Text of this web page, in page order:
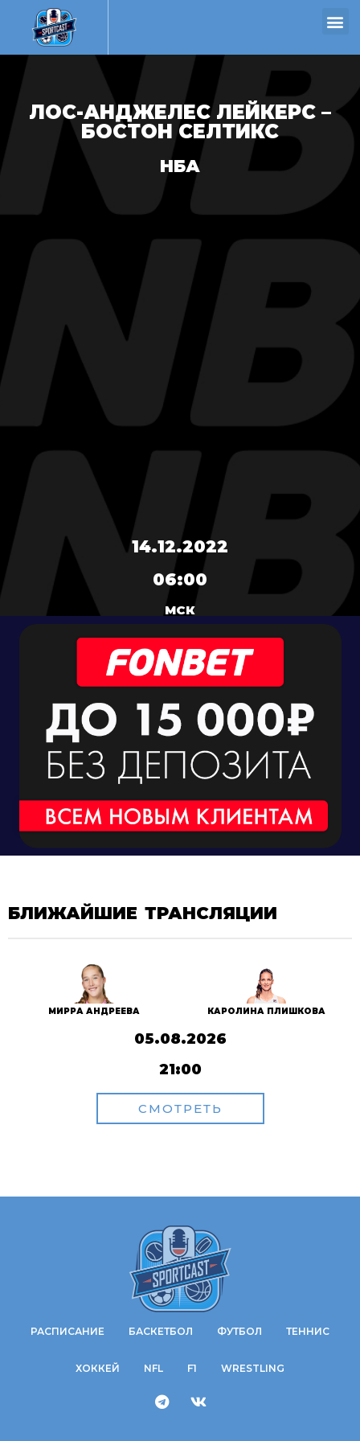
ЛОС-АНДЖЕЛЕС ЛЕЙКЕРС –
БОСТОН СЕЛТИКС
НБА
14.12.2022
06:00
МСК
БЛИЖАЙШИЕ ТРАНСЛЯЦИИ
МИРРА АНДРЕЕВА КАРОЛИНА ПЛИШКОВА
05.08.2026
21:00
СМОТРЕТЬ
РАСПИСАНИЕ БАСКЕТБОЛ ФУТБОЛ ТЕННИС
ХОККЕЙ NFL F1 WRESTLING